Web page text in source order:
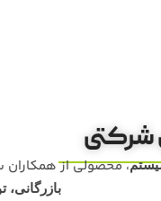
شرکتی
، محصولی از